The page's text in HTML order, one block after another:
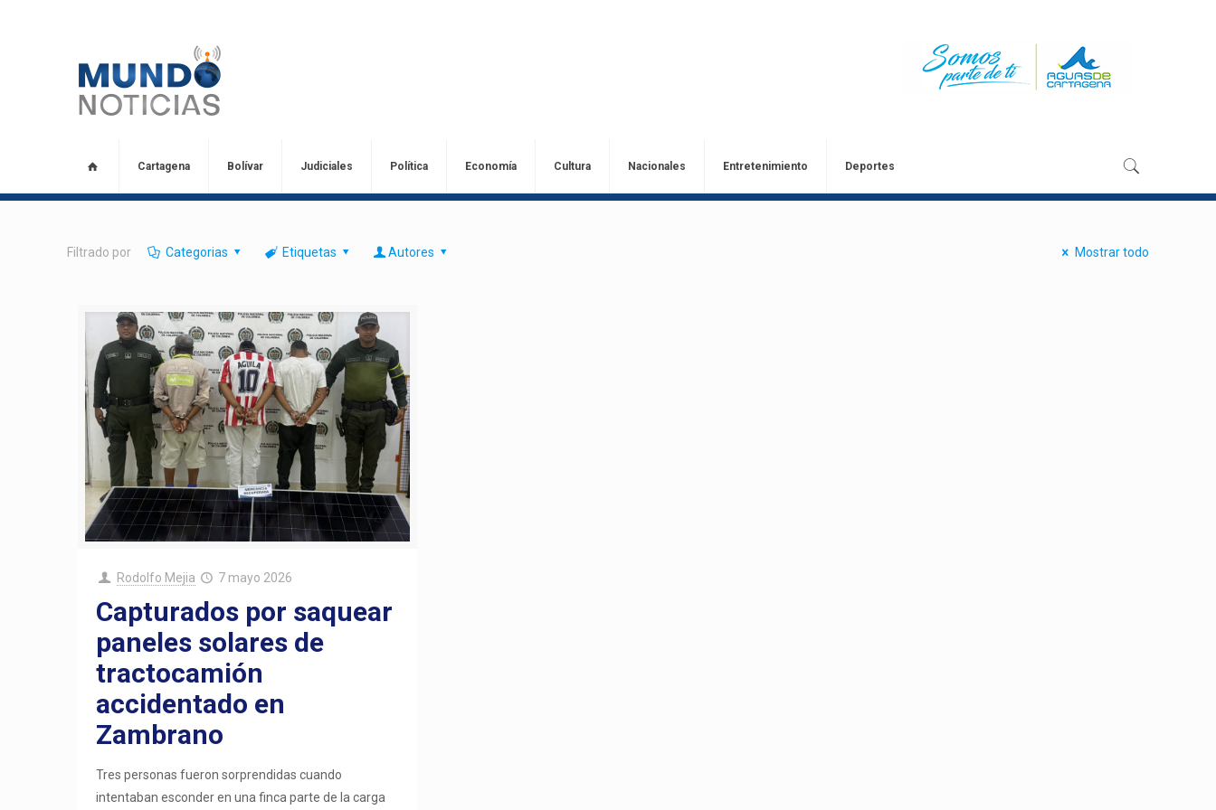
Cartagena Bolívar Judiciales Política Economía Cultura Nacionales Entretenimiento Deportes
Filtrado por Categorias Etiquetas Autores Mostrar todo
Rodolfo Mejia 7 mayo 2026
Capturados por saquear
paneles solares de
tractocamión
accidentado en
Zambrano
Tres personas fueron sorprendidas cuando
intentaban esconder en una finca parte de la carga